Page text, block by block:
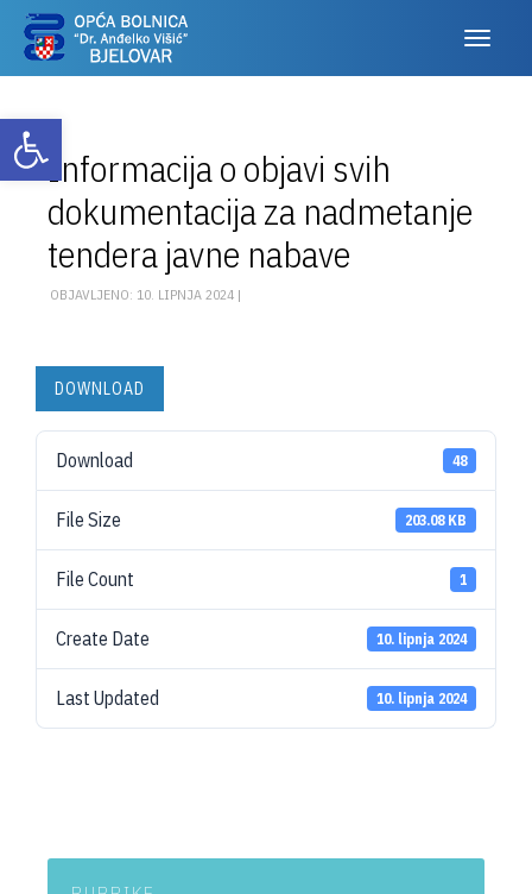
Otvori alatnu traku
Informacija o objavi svih
dokumentacija za nadmetanje
tendera javne nabave
OBJAVLJENO: 10. LIPNJA 2024 |
DOWNLOAD
Download 48
File Size 203.08 KB
File Count 1
Create Date 10. lipnja 2024
Last Updated 10. lipnja 2024